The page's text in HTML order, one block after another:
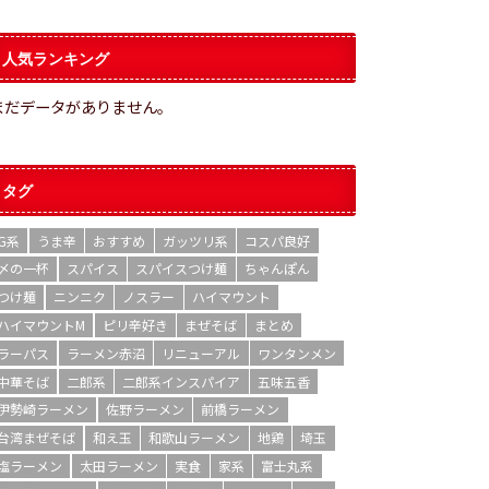
人気ランキング
だデータがありません。
タグ
系 うま辛 おすすめ ガッツリ系
コスパ良好
〆の一杯
スパイス スパイスつけ麺
ちゃんぽん
け麺
ニンニク ノスラー
ハイマウント
イマウントM
ピリ辛好き まぜそば
まとめ
ラーパス
ラーメン赤沼 リニューアル
ワンタンメン
華そば
二郎系 二郎系インスパイア
五味五香
勢崎ラーメン
佐野ラーメン
前橋ラーメン
湾まぜそば
和え玉 和歌山ラーメン 地鶏
埼玉
ラーメン
太田ラーメン 実食 家系
富士丸系